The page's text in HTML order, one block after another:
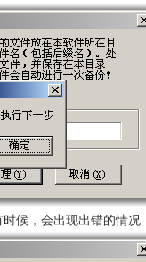
候，会出现出错的情况